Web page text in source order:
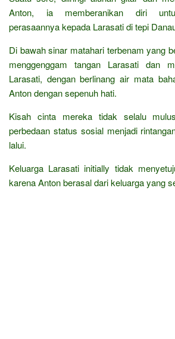
Anton, ia memberanikan diri
perasaannya kepada Larasati di tepi
Di bawah sinar matahari terbenam yang
menggenggam tangan Larasati dan
Larasati, dengan berlinang air mata
Anton dengan sepenuh hati.
Kisah cinta mereka tidak selalu
perbedaan status sosial menjadi
lalui.
Keluarga Larasati initially tidak
karena Anton berasal dari keluarga yang